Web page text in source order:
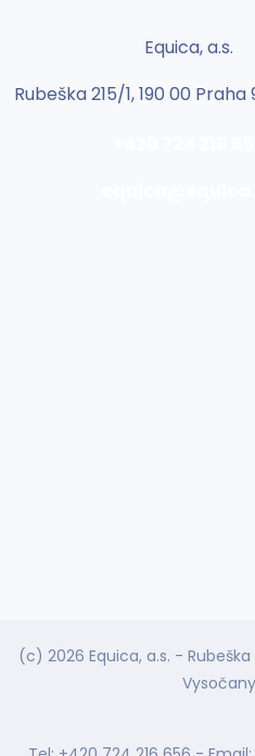
Equica, a.s.
Rubeška 215/1, 190 00
(c) 2026 Equica, a.s. - Rubeška
Vysočany